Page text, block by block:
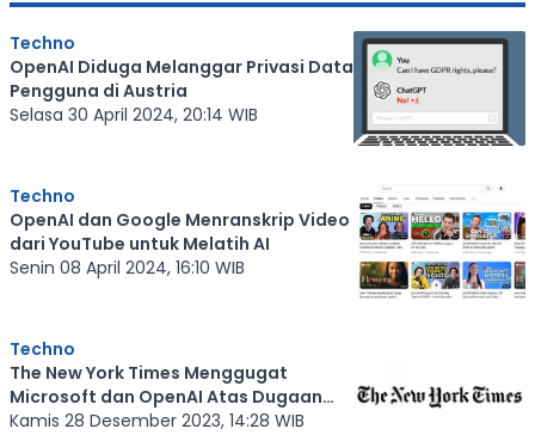
Techno
OpenAI Diduga Melanggar Privasi Data
Pengguna di Austria
Selasa 30 April 2024, 20:14 WIB
Techno
OpenAI dan Google Menranskrip Video
dari YouTube untuk Melatih AI
Senin 08 April 2024, 16:10 WIB
Techno
The New York Times Menggugat
Microsoft dan OpenAI Atas Dugaan
Pelanggaran Hak Cipta
Kamis 28 Desember 2023, 14:28 WIB